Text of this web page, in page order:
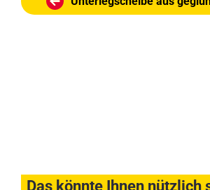
Das könnte Ihnen nützlich